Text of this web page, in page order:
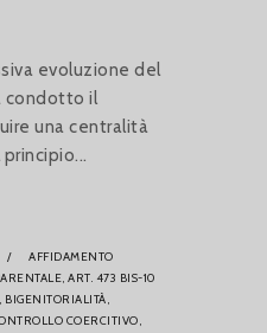
evoluzione del
condotto il
una centralità
/
AFFIDAMENTO
ART. 473 BIS-10
BIGENITORIALITÀ,
COERCITIVO,